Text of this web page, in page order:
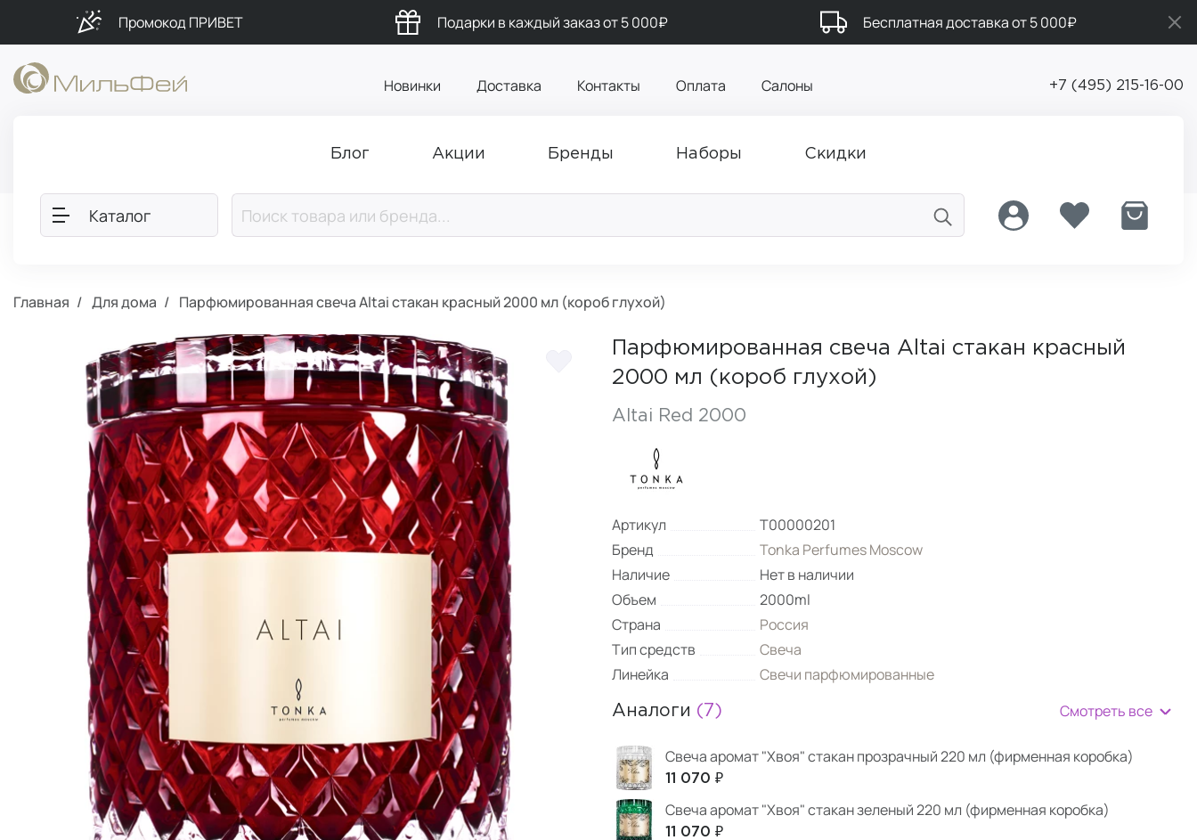
Промокод ПРИВЕТ Подарки в каждый заказ от 5 000₽ Бесплатная доставка от 5 000₽
Новинки Доставка Контакты Оплата Салоны +7 (495) 215-16-00
Блог Акции Бренды Наборы Скидки
Каталог
Главная Для дома Парфюмированная свеча Altai стакан красный 2000 мл (короб глухой)
Парфюмированная свеча Altai стакан красный
2000 мл (короб глухой)
Altai Red 2000
Артикул
Т00000201
Бренд
Tonka Perfumes Moscow
Наличие
Нет в наличии
Объем
2000ml
Страна
Россия
Тип средств
Свеча
Линейка
Свечи парфюмированные
Аналоги (7) Смотреть все
Свеча аромат "Хвоя" стакан прозрачный 220 мл (фирменная коробка)
11 070 ₽
Свеча аромат "Хвоя" стакан зеленый 220 мл (фирменная коробка)
11 070 ₽